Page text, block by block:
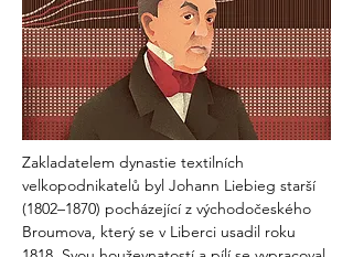
Zakladatelem dynastie textilních
velkopodnikatelů byl Johann Liebieg starší
(1802–1870) pocházející z východočeského
Broumova, který se v Liberci usadil roku